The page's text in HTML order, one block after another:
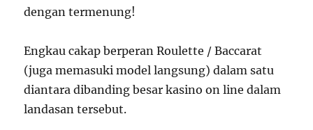
dengan termenung!
Engkau cakap berperan Roulette / Baccarat
(juga memasuki model langsung) dalam satu
diantara dibanding besar kasino on line dalam
landasan tersebut.